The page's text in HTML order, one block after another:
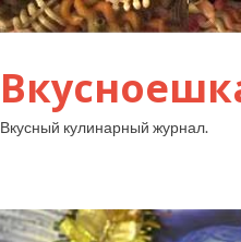
Вкусный кулинарный журнал.